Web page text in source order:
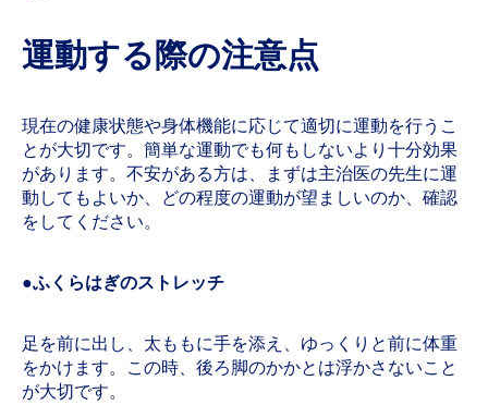
運動する際の注意点
現在の健康状態や身体機能に応じて適切に運動を行うこ
とが大切です。簡単な運動でも何もしないより十分効果
があります。不安がある方は、まずは主治医の先生に運
動してもよいか、どの程度の運動が望ましいのか、確認
をしてください。
●ふくらはぎのストレッチ
足を前に出し、太ももに手を添え、ゆっくりと前に体重
をかけます。この時、後ろ脚のかかとは浮かさないこと
が大切です。